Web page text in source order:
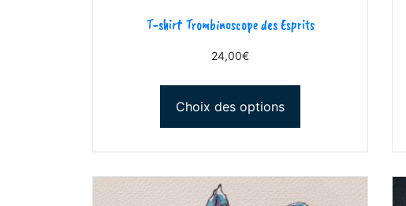
T-shirt Trombinoscope des Esprits
24,00€
Choix des options